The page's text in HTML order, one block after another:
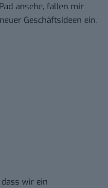
ansehe, fallen mir
Geschäftsideen ein.
wir ein